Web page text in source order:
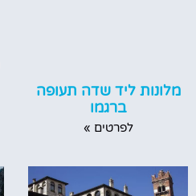
מלונות ליד שדה תעופה
ברגמו
לפרטים »